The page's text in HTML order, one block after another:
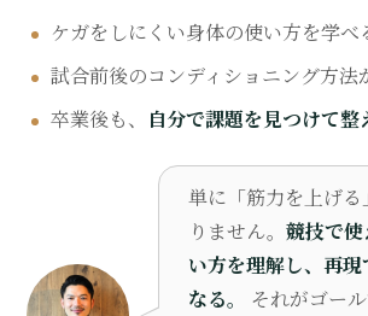
ケガをしにくい身体の使い方を学べ
試合前後のコンディショニング方法
卒業後も、
自分で課題を見つけて整
単に「筋力を上げる
りません。競技で
い方を理解し、再
なる。
それがゴール